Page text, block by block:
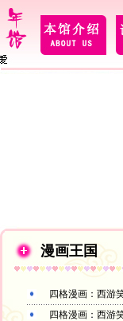
漫画王国
四格漫画：西游
四格漫画：西游